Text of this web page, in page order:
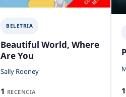
BELETRIA
Beautiful World, Where
Are You
Sally Rooney
1 RECENCIA
1